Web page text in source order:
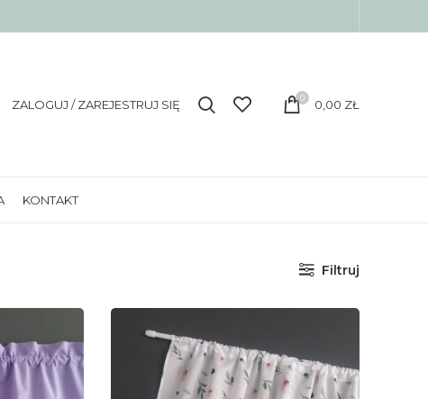
ZALOGUJ / ZAREJESTRUJ SIĘ 0 0,00 ZŁ
KONTAKT
Filtruj